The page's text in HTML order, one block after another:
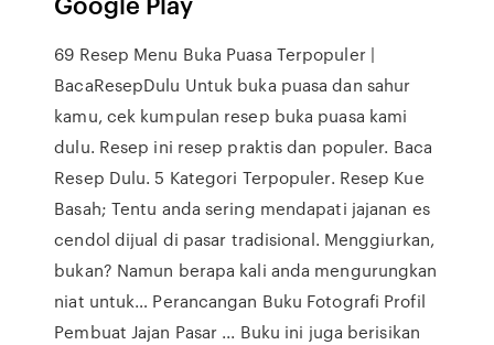
69 Resep Menu Buka Puasa Terpopuler |
BacaResepDulu Untuk buka puasa dan sahur
kamu, cek kumpulan resep buka puasa kami
dulu. Resep ini resep praktis dan populer. Baca
Resep Dulu. 5 Kategori Terpopuler. Resep Kue
Basah; Tentu anda sering mendapati jajanan es
cendol dijual di pasar tradisional. Menggiurkan,
bukan? Namun berapa kali anda mengurungkan
niat untuk… Perancangan Buku Fotografi Profil
Pembuat Jajan Pasar ... Buku ini juga berisikan